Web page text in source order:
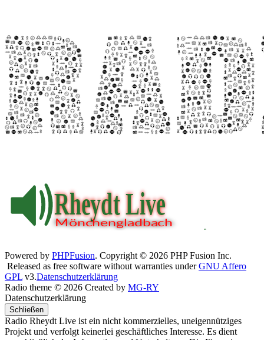
Powered by PHPFusion. Copyright © 2026 PHP Fusion Inc.
Released as free software without warranties underGNU Affero
GPL v3.Datenschutzerklärung
Radio theme © 2026 Created by MG-RY
Datenschutzerklärung
Schließen
Radio Rheydt Live ist ein nicht kommerzielles, uneigennütziges
Projekt und verfolgt keinerlei geschäftliches Interesse. Es dient